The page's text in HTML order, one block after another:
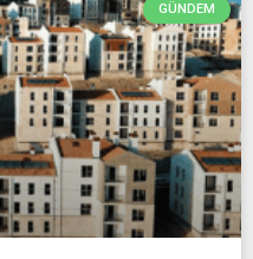
GÜNDEM